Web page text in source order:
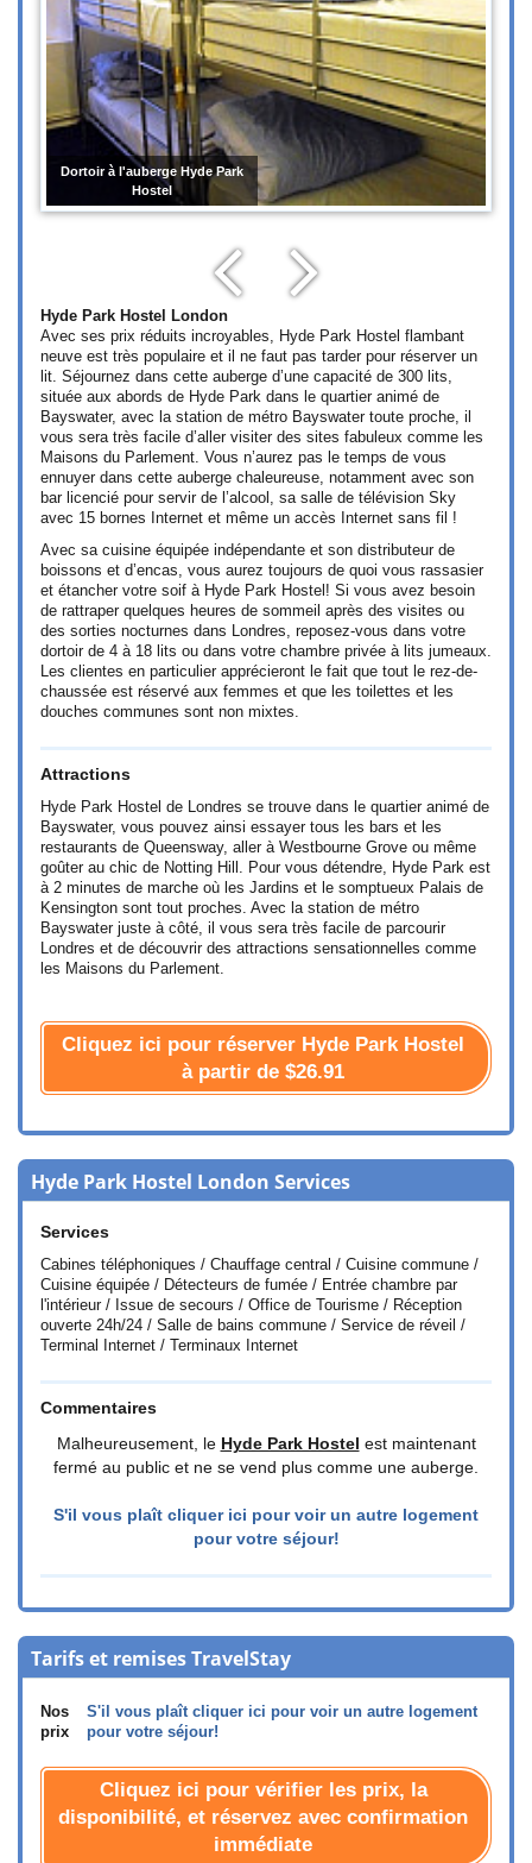
Dortoir à l'auberge Hyde Park
Hostel
Hyde Park Hostel London
Avec ses prix réduits incroyables, Hyde Park Hostel flambant
neuve est très populaire et il ne faut pas tarder pour réserver un
lit. Séjournez dans cette auberge d’une capacité de 300 lits,
située aux abords de Hyde Park dans le quartier animé de
Bayswater, avec la station de métro Bayswater toute proche, il
vous sera très facile d’aller visiter des sites fabuleux comme les
Maisons du Parlement. Vous n’aurez pas le temps de vous
ennuyer dans cette auberge chaleureuse, notamment avec son
bar licencié pour servir de l’alcool, sa salle de télévision Sky
avec 15 bornes Internet et même un accès Internet sans fil !
Avec sa cuisine équipée indépendante et son distributeur de
boissons et d’encas, vous aurez toujours de quoi vous rassasier
et étancher votre soif à Hyde Park Hostel! Si vous avez besoin
de rattraper quelques heures de sommeil après des visites ou
des sorties nocturnes dans Londres, reposez-vous dans votre
dortoir de 4 à 18 lits ou dans votre chambre privée à lits jumeaux.
Les clientes en particulier apprécieront le fait que tout le rez-de-
chaussée est réservé aux femmes et que les toilettes et les
douches communes sont non mixtes.
Attractions
Hyde Park Hostel de Londres se trouve dans le quartier animé de
Bayswater, vous pouvez ainsi essayer tous les bars et les
restaurants de Queensway, aller à Westbourne Grove ou même
goûter au chic de Notting Hill. Pour vous détendre, Hyde Park est
à 2 minutes de marche où les Jardins et le somptueux Palais de
Kensington sont tout proches. Avec la station de métro
Bayswater juste à côté, il vous sera très facile de parcourir
Londres et de découvrir des attractions sensationnelles comme
les Maisons du Parlement.
Cliquez ici pour réserver Hyde Park Hostel
à partir de $26.91
Hyde Park Hostel London Services
Services
Cabines téléphoniques / Chauffage central / Cuisine commune /
Cuisine équipée / Détecteurs de fumée / Entrée chambre par
l'intérieur / Issue de secours / Office de Tourisme / Réception
ouverte 24h/24 / Salle de bains commune / Service de réveil /
Terminal Internet / Terminaux Internet
Commentaires
Malheureusement, le Hyde Park Hostel est maintenant
fermé au public et ne se vend plus comme une auberge.
S'il vous plaît cliquer ici pour voir un autre logement
pour votre séjour!
Tarifs et remises TravelStay
Nos
prix
S'il vous plaît cliquer ici pour voir un autre logement
pour votre séjour!
Cliquez ici pour vérifier les prix, la
disponibilité, et réservez avec confirmation
immédiate